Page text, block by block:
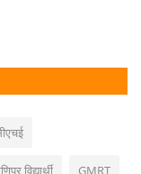
विद्यार्थी GMRT